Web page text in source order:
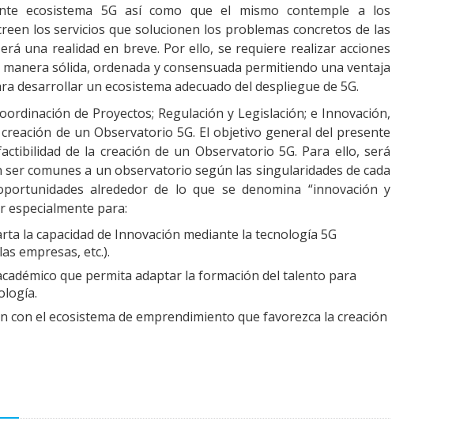
ecosistema 5G así como que el mismo contemple a los
los servicios que solucionen los problemas concretos de las
una realidad en breve. Por ello, se requiere realizar acciones
sólida, ordenada y consensuada permitiendo una ventaja
un ecosistema adecuado del despliegue de 5G.
de Proyectos; Regulación y Legislación; e Innovación,
de un Observatorio 5G. El objetivo general del presente
de la creación de un Observatorio 5G. Para ello, será
comunes a un observatorio según las singularidades de cada
alrededor de lo que se denomina “innovación y
especialmente para:
la capacidad de Innovación mediante la tecnología 5G
empresas, etc.).
que permita adaptar la formación del talento para
con el ecosistema de emprendimiento que favorezca la creación